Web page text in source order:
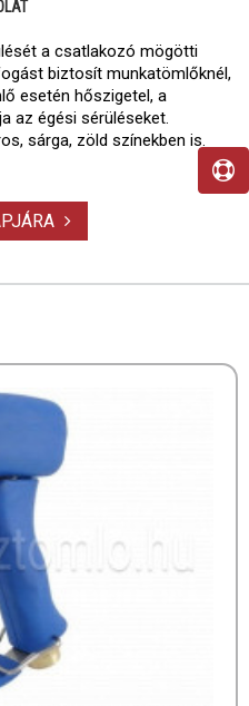
a csatlakozó mögötti
biztosít munkatömlőknél,
esetén hőszigetel, a
az égési sérüléseket.
sárga, zöld színekben is.